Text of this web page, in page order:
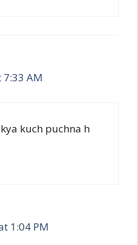
AM
kuch puchna h
1:04 PM